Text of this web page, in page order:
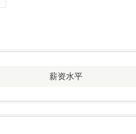
薪资水平